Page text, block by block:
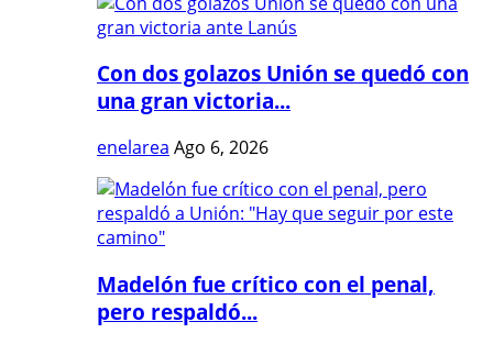
Con dos golazos Unión se quedó con
una gran victoria...
enelarea Ago 6, 2026
Madelón fue crítico con el penal,
pero respaldó...